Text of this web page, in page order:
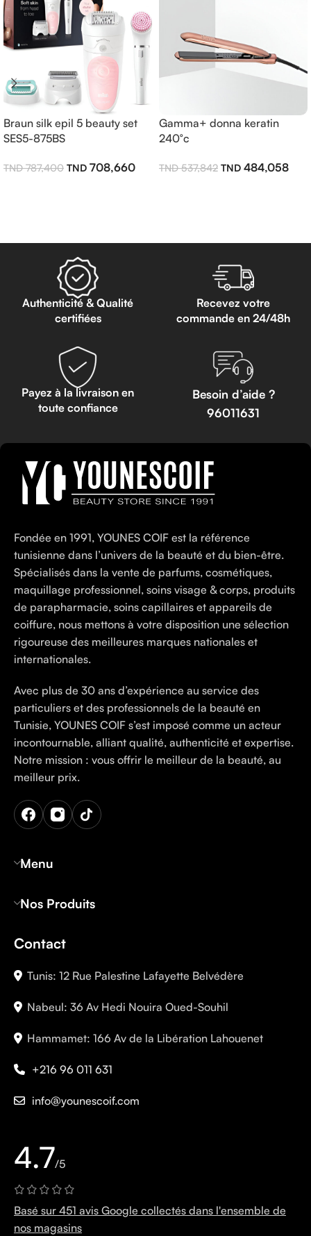
Braun silk epil 5 beauty set
SES5-875BS
787,400 708,660
Gamma+ donna keratin
240°c
537,842 484,058
Authenticité & Qualité
certifiées
Recevez votre
commande en 24/48h
Payez à la livraison en
toute confiance
Besoin d’aide ?
96011631
Fondée en 1991, YOUNES COIF est la référence
tunisienne dans l’univers de la beauté et du bien-être.
Spécialisés dans la vente de parfums, cosmétiques,
maquillage professionnel, soins visage & corps, produits
de parapharmacie, soins capillaires et appareils de
coiffure, nous mettons à votre disposition une sélection
rigoureuse des meilleures marques nationales et
internationales.
Avec plus de 30 ans d’expérience au service des
particuliers et des professionnels de la beauté en
Tunisie, YOUNES COIF s’est imposé comme un acteur
incontournable, alliant qualité, authenticité et expertise.
Notre mission : vous offrir le meilleur de la beauté, au
meilleur prix.
Menu
Nos Produits
Contact
Tunis: 12 Rue Palestine Lafayette Belvédère
Nabeul: 36 Av Hedi Nouira Oued-Souhil
Hammamet: 166 Av de la Libération Lahouenet
+216 96 011 631
info@younescoif.com
4.7/5
Basé sur 451 avis Google collectés dans l'ensemble de
nos magasins